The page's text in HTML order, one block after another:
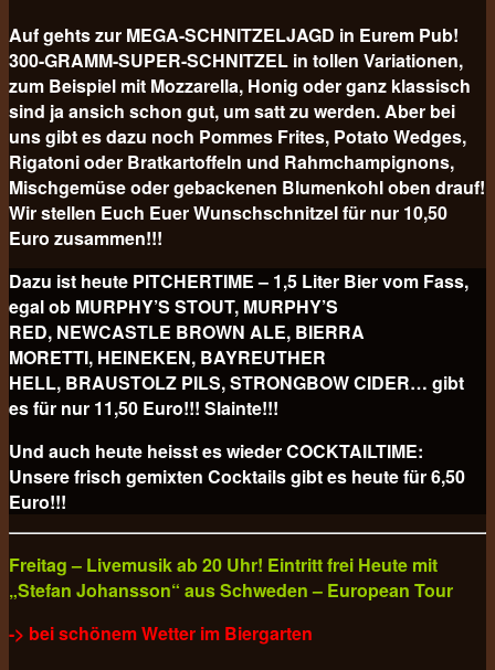
Auf gehts zur MEGA-SCHNITZELJAGD in Eurem Pub!
300-GRAMM-SUPER-SCHNITZEL in tollen Variationen,
zum Beispiel mit Mozzarella, Honig oder ganz klassisch
sind ja ansich schon gut, um satt zu werden. Aber bei
uns gibt es dazu noch Pommes Frites, Potato Wedges,
Rigatoni oder Bratkartoffeln und Rahmchampignons,
Mischgemüse oder gebackenen Blumenkohl oben drauf!
Wir stellen Euch Euer Wunschschnitzel für nur 10,50
Euro zusammen!!!
Dazu ist heute PITCHERTIME – 1,5 Liter Bier vom Fass,
egal ob MURPHY’S STOUT, MURPHY’S
RED, NEWCASTLE BROWN ALE, BIERRA
MORETTI, HEINEKEN, BAYREUTHER
HELL, BRAUSTOLZ PILS, STRONGBOW CIDER… gibt
es für nur 11,50 Euro!!! Slainte!!!
Und auch heute heisst es wieder COCKTAILTIME:
Unsere frisch gemixten Cocktails gibt es heute für6,50
Euro!!!
Freitag – Livemusik ab 20 Uhr! Eintritt frei Heute mit
„Stefan Johansson“ aus Schweden – European Tour
-> bei schönem Wetter im Biergarten